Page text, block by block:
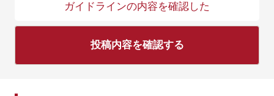
ガイドラインの内容を確認した
投稿内容を確認する